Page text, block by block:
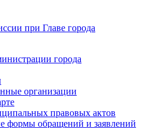
при Главе города
города
организации
правовых актов
формы обращений и заявлений